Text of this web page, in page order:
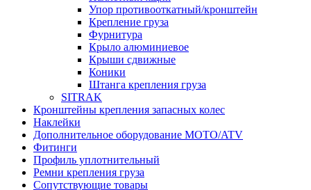
Упор противооткатный/кронштейн
Крепление груза
Фурнитура
Крыло алюминиевое
Крыши сдвижные
Коники
Штанга крепления груза
SITRAK
Кронштейны крепления запасных колес
Наклейки
Дополнительное оборудование MOTO/ATV
Фитинги
Профиль уплотнительный
Ремни крепления груза
Сопутствующие товары